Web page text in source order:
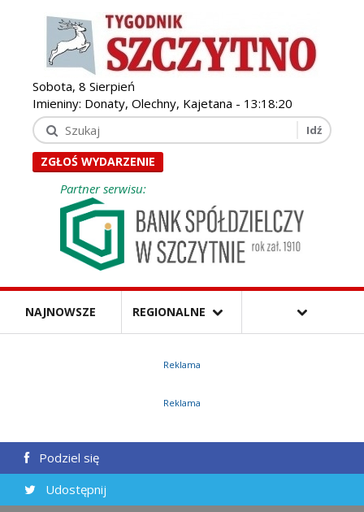
Sobota, 8 Sierpień
Imieniny: Donaty, Olechny, Kajetana - 13:18:22
ZGŁOŚ WYDARZENIE
Partner serwisu:
NAJNOWSZE REGIONALNE
Reklama
Reklama
Podziel się
Udostępnij